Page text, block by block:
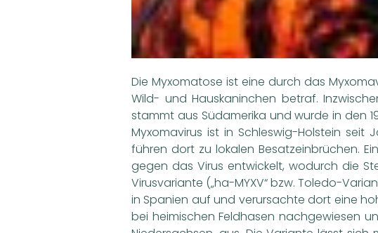
Die Myxomatose ist eine durch das
Wild- und Hauskaninchen betraf.
stammt aus Südamerika und wurde in den
Myxomavirus ist in Schleswig-Holstein seit
führen dort zu lokalen Besatzeinbrüchen.
gegen das Virus entwickelt, wodurch die
Virusvariante („ha-MYXV“ bzw. Toledo-
in Spanien auf und verursachte dort eine
bei heimischen Feldhasen nachgewiesen